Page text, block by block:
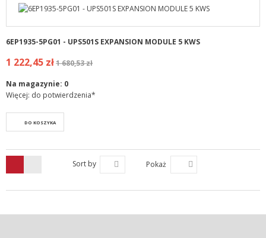
6EP1935-5PG01 - UPS501S EXPANSION MODULE 5 KWS
1 222,45 zł1 680,53 zł
Na magazynie: 0
Więcej: do potwierdzenia*
DO KOSZYKA
Sort by Pokaż